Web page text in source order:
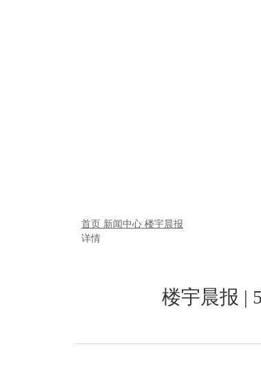
首页 新闻中心 楼宇晨报
详情
楼宇晨报 |